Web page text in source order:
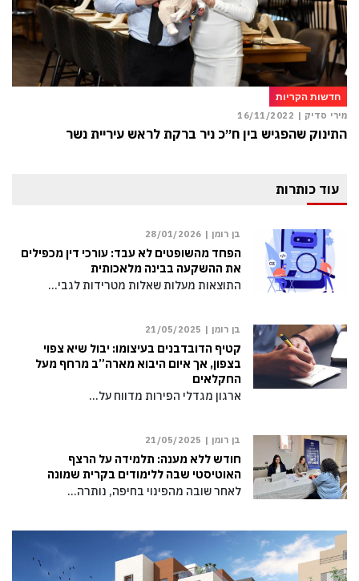
חדשות הקריות
מירי סדיק | 16/11/2022
התינוק שהפגיש בין ח״כ ניר ברקת לראש עיריית נשר
עוד כותרות
בן רומן | 28/01/2026
הפחד מהשופטים לא עבד: עורכי דין מכפילים
את ההשקעה בבינה מלאכותית
התוצאות מעלות שאלות מטרידות לגבי…
בן רומן | 21/05/2025
קטיף הדובדבנים בעיצומו: יבול שיא צפוי
בצפון, אך איום היבוא מארה”ב מרחף מעל
החקלאים
ארגון מגדלי הפירות מדווח על…
בן רומן | 21/05/2025
חודש ללא מענה: תלמידה על הרצף
האוטיסטי שבה ללימודים בקרית שמונה
לאחר שובה מהפינוי בחיפה, נותרה…